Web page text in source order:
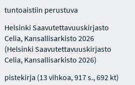
tuntoaistiin perustuva
Helsinki Saavutettavuuskirjasto
Celia, Kansallisarkisto 2026
(Helsinki Saavutettavuuskirjasto
Celia, Kansallisarkisto 2026)
pistekirja (13 vihkoa, 917 s., 692 kt)